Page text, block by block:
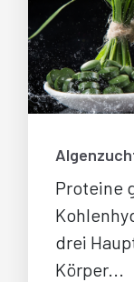
Proteine
drei
Körper...